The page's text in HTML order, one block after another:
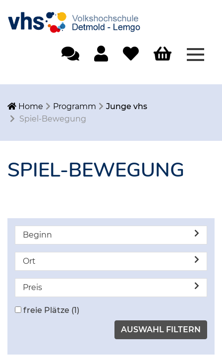
Home Programm
Junge vhs
Spiel-Bewegung
SPIEL-BEWEGUNG
Beginn
Ort
Preis
freie Plätze (1)